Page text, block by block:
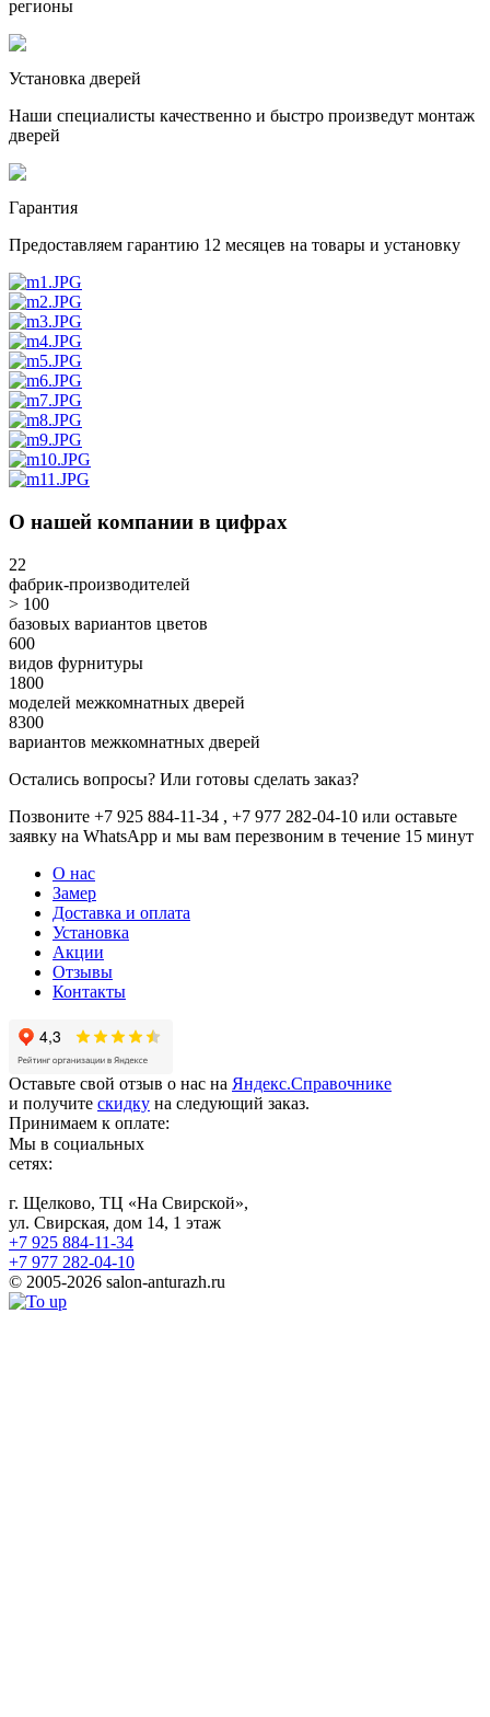
регионы
Установка дверей
Наши специалисты качественно и быстро произведут монтаж
дверей
Гарантия
Предоставляем гарантию 12 месяцев на товары и установку
О нашей компании в цифрах
22
фабрик-производителей
> 100
базовых вариантов цветов
600
видов фурнитуры
1800
моделей межкомнатных дверей
8300
вариантов межкомнатных дверей
Остались вопросы? Или готовы сделать заказ?
Позвоните +7 925 884-11-34 , +7 977 282-04-10 или оставьте
заявку на WhatsApp и мы вам перезвоним в течение 15 минут
О нас
Замер
Доставка и оплата
Установка
Акции
Отзывы
Контакты
Оставьте свой отзыв о нас на Яндекс.Справочнике
и получите скидку на следующий заказ.
Принимаем к оплате:
Мы в социальных
сетях:
г. Щелково, ТЦ «На Свирской»,
ул. Свирская, дом 14, 1 этаж
+7 925 884-11-34
+7 977 282-04-10
© 2005-2026 salon-anturazh.ru